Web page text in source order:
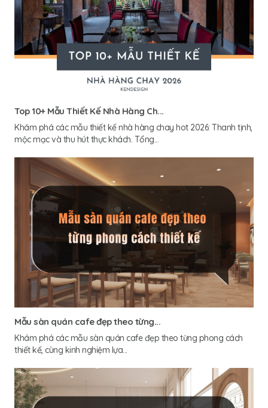
Top 10+ Mẫu Thiết Kế Nhà Hàng Ch...
Khám phá các mẫu thiết kế nhà hàng chay hot 2026: Thanh tịnh,
mộc mạc và thu hút thực khách. Tổng...
Mẫu sàn quán cafe đẹp theo từng...
Khám phá các mẫu sàn quán cafe đẹp theo từng phong cách
thiết kế, cùng kinh nghiệm lựa...